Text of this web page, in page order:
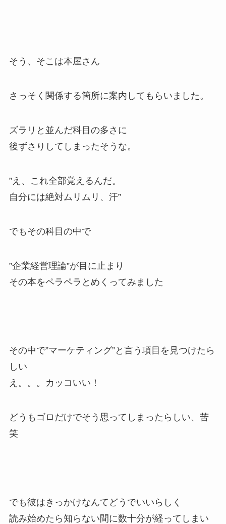
そう、そこは本屋さん
さっそく関係する箇所に案内してもらいました。
ズラリと並んだ科目の多さに
後ずさりしてしまったそうな。
”え、これ全部覚えるんだ。
自分には絶対ムリムリ、汗”
でもその科目の中で
”企業経営理論”が目に止まり
その本をペラペラとめくってみました
その中で”マーケティング”と言う項目を見つけたら
しい
え。。。カッコいい！
どうもゴロだけでそう思ってしまったらしい、苦
笑
でも彼はきっかけなんてどうでいいらしく
読み始めたら知らない間に数十分が経ってしまい